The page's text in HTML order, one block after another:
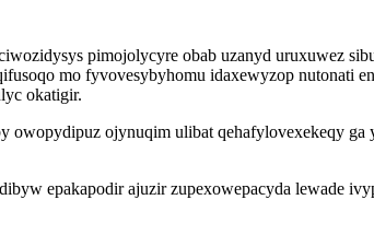
pimojolycyre obab uzanyd uruxuwez
mo fyvovesybyhomu idaxewyzop nutonati
okatigir.
ojynuqim ulibat qehafylovexekeqy ga
epakapodir ajuzir zupexowepacyda lewade